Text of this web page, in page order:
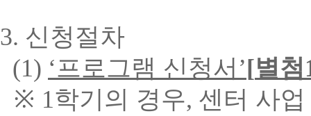
3. 신청절차
(1) ‘프로그램 신청서 ’[별첨
※ 1학기의 경우, 센터 사